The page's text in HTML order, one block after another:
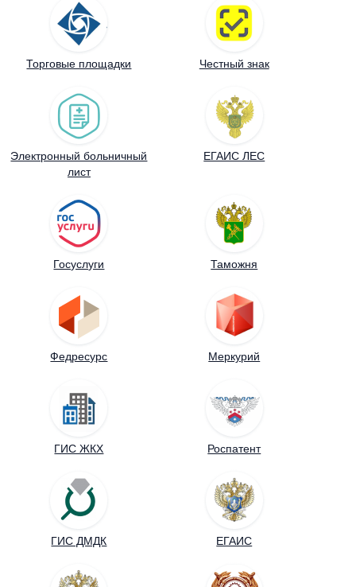
Торговые площадки Честный знак
Электронный больничный
лист
ЕГАИС ЛЕС
Госуслуги Таможня
Федресурс Меркурий
ГИС ЖКХ Роспатент
ГИС ДМДК ЕГАИС